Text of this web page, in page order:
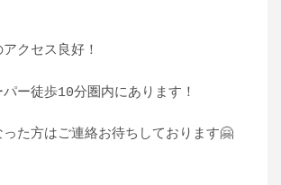
クセス良好！
ー徒歩10分圏内にあります！
た方はご連絡お待ちしております🤗